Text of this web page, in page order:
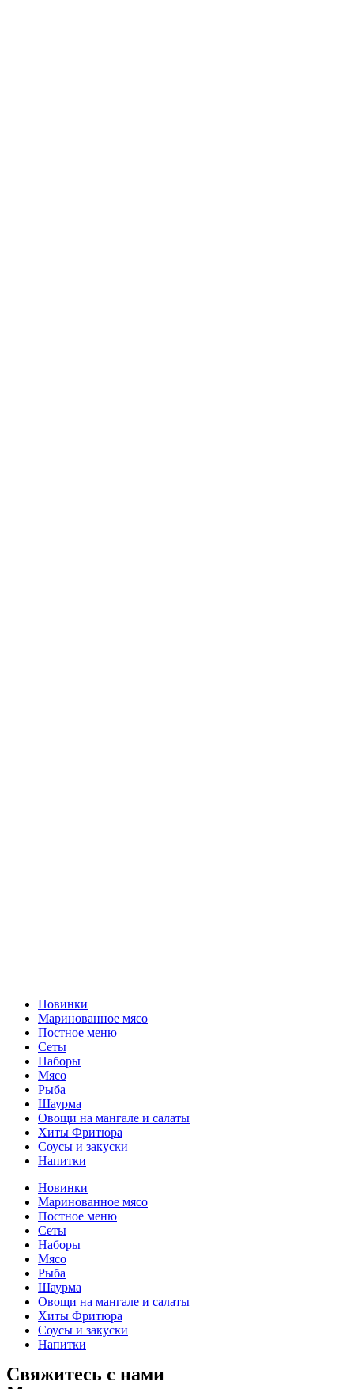
Новинки
Маринованное мясо
Постное меню
Сеты
Наборы
Мясо
Рыба
Шаурма
Овощи на мангале и салаты
Хиты Фритюра
Соусы и закуски
Напитки
Новинки
Маринованное мясо
Постное меню
Сеты
Наборы
Мясо
Рыба
Шаурма
Овощи на мангале и салаты
Хиты Фритюра
Соусы и закуски
Напитки
Свяжитесь с нами